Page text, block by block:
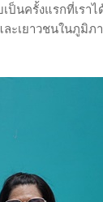
ป็นครั้งแรกที่เราไ
ะเยาวชนในภูมิภ